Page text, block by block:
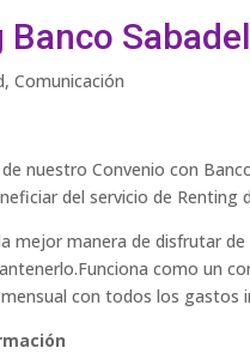
,Comunicación
nuestro Convenio con
del servicio de Renting
mejor manera de disfrutar
como un
con todos los gastos